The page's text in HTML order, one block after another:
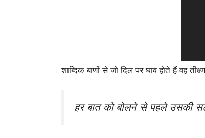
शाब्दिक बाणों से जो दिल पर घाव होते हैं वह
हर बात को बोलने से पहले उसकी